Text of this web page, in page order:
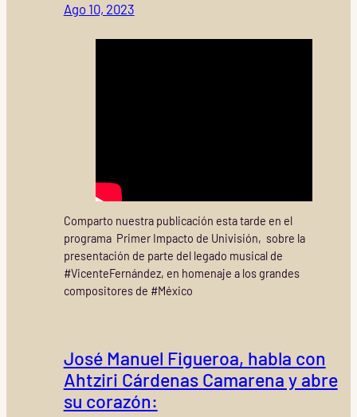
Ago 10, 2023
Comparto nuestra publicación esta tarde en el
programa Primer Impacto de Univisión, sobre la
presentación de parte del legado musical de
#VicenteFernández, en homenaje a los grandes
compositores de #México
José Manuel Figueroa, habla con
Ahtziri Cárdenas Camarena y abre
su corazón: